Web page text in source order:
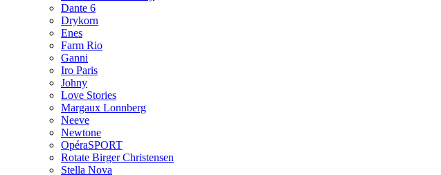
Dante 6
Drykorn
Enes
Farm Rio
Ganni
Iro Paris
Johny
Love Stories
Margaux Lonnberg
Neeve
Newtone
OpéraSPORT
Rotate Birger Christensen
Stella Nova